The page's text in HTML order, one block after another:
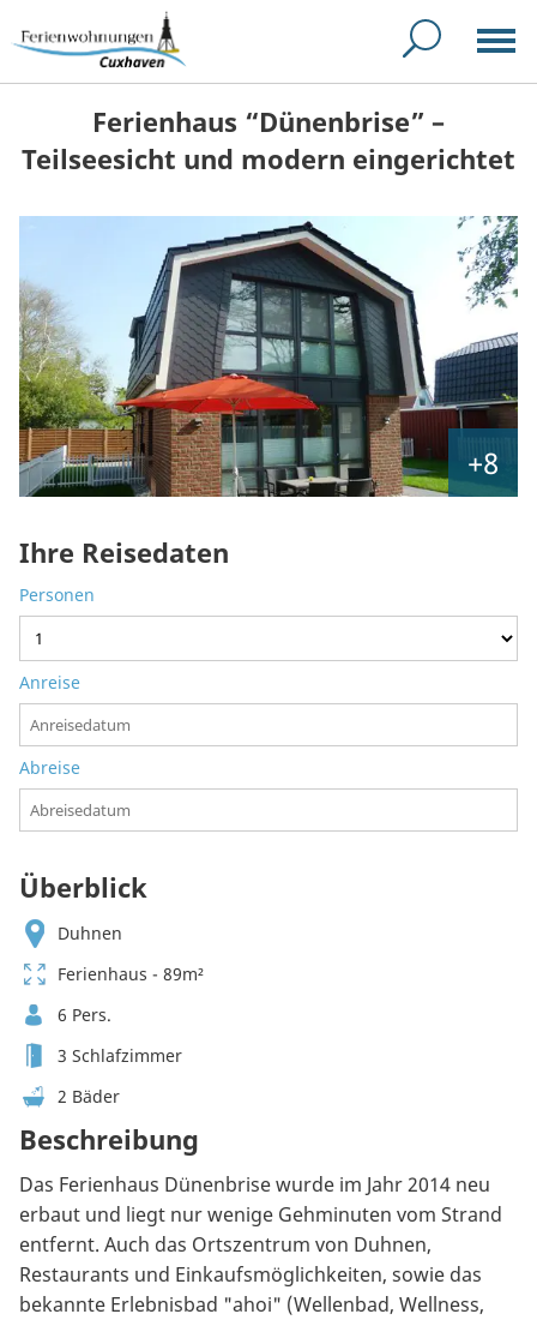
Ferienhaus “Dünenbrise” –
Teilseesicht und modern eingerichtet
+8
Ihre Reisedaten
Personen
Anreise
Abreise
Überblick
Duhnen
Ferienhaus - 89m²
6 Pers.
3 Schlafzimmer
2 Bäder
Beschreibung
Das Ferienhaus Dünenbrise wurde im Jahr 2014 neu
erbaut und liegt nur wenige Gehminuten vom Strand
entfernt. Auch das Ortszentrum von Duhnen,
Restaurants und Einkaufsmöglichkeiten, sowie das
bekannte Erlebnisbad "ahoi" (Wellenbad, Wellness,